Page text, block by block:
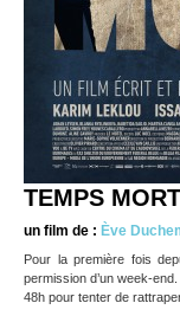
TEMPS MORT
un film de : Ève
Pour la première fois
permission d’un week-
48h pour tenter de